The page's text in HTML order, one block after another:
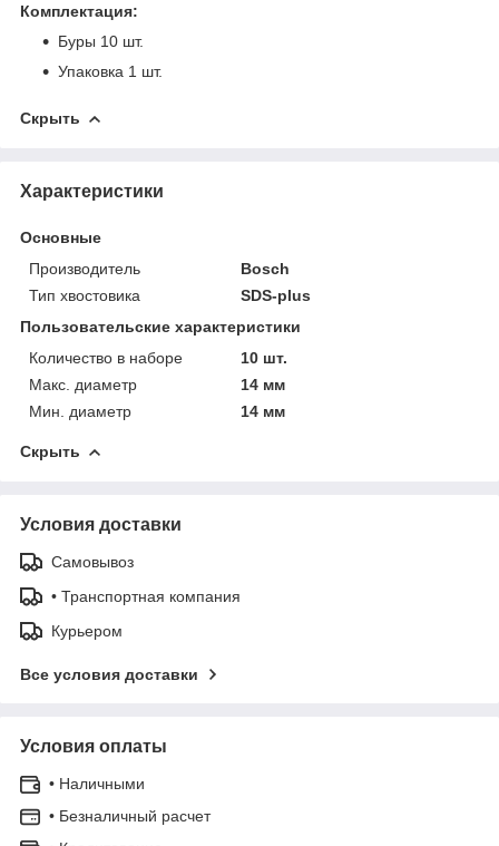
Комплектация:
Буры 10 шт.
Упаковка 1 шт.
Скрыть
Характеристики
Основные
Производитель
Bosch
Тип хвостовика
SDS-plus
Пользовательские характеристики
Количество в наборе
10 шт.
Макс. диаметр
14 мм
Мин. диаметр
14 мм
Скрыть
Условия доставки
Самовывоз
• Транспортная компания
Курьером
Все условия доставки
Условия оплаты
• Наличными
• Безналичный расчет